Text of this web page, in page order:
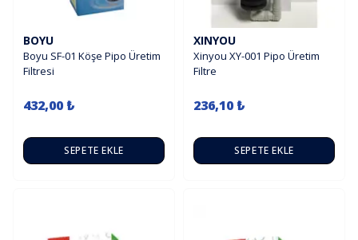
BOYU
Boyu SF-01 Köşe Pipo Üretim
Filtresi
432,00 ₺
SEPETE EKLE
XINYOU
Xinyou XY-001 Pipo Üretim
Filtre
236,10 ₺
SEPETE EKLE